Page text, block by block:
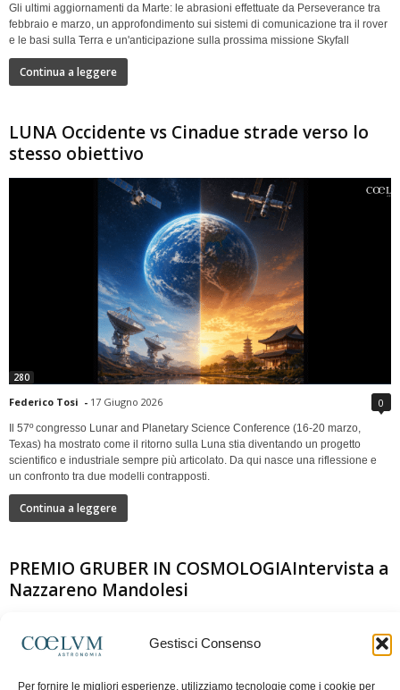
Gestisci Consenso
Per fornire le migliori esperienze, utilizziamo tecnologie come i cookie per
Gli ultimi aggiornamenti da Marte: le abrasioni effettuate da Perseverance tra
febbraio e marzo, un approfondimento sui sistemi di comunicazione tra il rover
e le basi sulla Terra e un'anticipazione sulla prossima missione Skyfall
Continua a leggere
LUNA Occidente vs Cinadue strade verso lo
stesso obiettivo
280
Federico Tosi - 17 Giugno 2026 0
Il 57º congresso Lunar and Planetary Science Conference (16-20 marzo,
Texas) ha mostrato come il ritorno sulla Luna stia diventando un progetto
scientifico e industriale sempre più articolato. Da qui nasce una riflessione e
un confronto tra due modelli contrapposti.
Continua a leggere
PREMIO GRUBER IN COSMOLOGIAIntervista a
Nazzareno Mandolesi